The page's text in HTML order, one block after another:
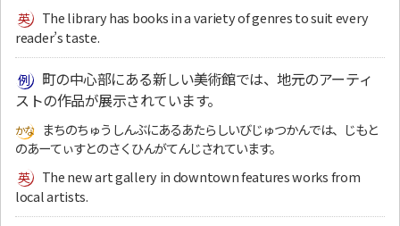
The library has books in a variety of genres to suit every
reader’s taste.
町の中心部にある新しい美術館では、地元のアーティ
ストの作品が展示されています。
まちのちゅうしんぶにあるあたらしいびじゅつかんでは、じもと
のあーてぃすとのさくひんがてんじされています。
The new art gallery in downtown features works from
local artists.